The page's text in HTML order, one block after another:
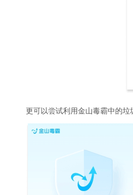
更可以尝试利用金山毒霸中的垃